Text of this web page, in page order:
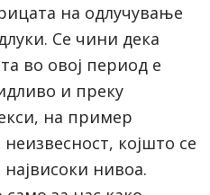
на одлучување
Се чини дека
во овој период е
и преку
на пример
којшто се
нивоа.